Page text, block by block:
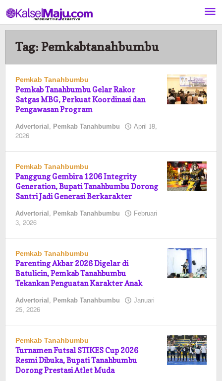
ke
konten
Tag: Pemkabtanahbumbu
Pemkab Tanahbumbu
Pemkab Tanahbumbu Gelar Rakor
Satgas MBG, Perkuat Koordinasi dan
Pengawasan Program
Advertorial, Pemkab Tanahbumbu April 18,
2026
Pemkab Tanahbumbu
Panggung Gembira 1206 Integrity
Generation, Bupati Tanahbumbu Dorong
Santri Jadi Generasi Berkarakter
Advertorial, Pemkab Tanahbumbu Februari
3, 2026
Pemkab Tanahbumbu
Parenting Akbar 2026 Digelar di
Batulicin, Pemkab Tanahbumbu
Tekankan Penguatan Karakter Anak
Advertorial, Pemkab Tanahbumbu Januari
25, 2026
Pemkab Tanahbumbu
Turnamen Futsal STIKES Cup 2026
Resmi Dibuka, Bupati Tanahbumbu
Dorong Prestasi Atlet Muda